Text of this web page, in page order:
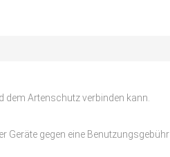
dem Artenschutz verbinden kann.
Geräte gegen eine Benutzungsgebühr